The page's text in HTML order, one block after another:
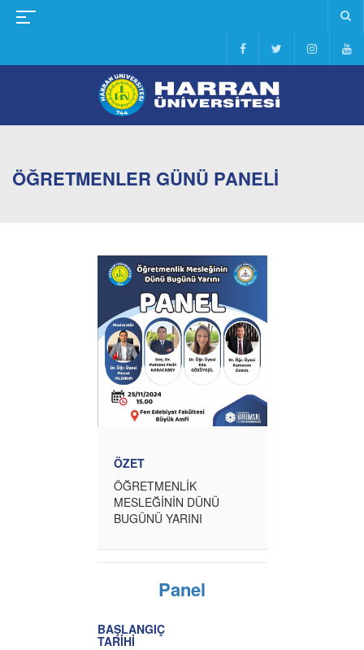
ÖĞRETMENLER GÜNÜ PANELİ
ÖZET
ÖĞRETMENLİK
MESLEĞİNİN DÜNÜ
BUGÜNÜ YARINI
Panel
BAŞLANGIÇ
TARİHİ